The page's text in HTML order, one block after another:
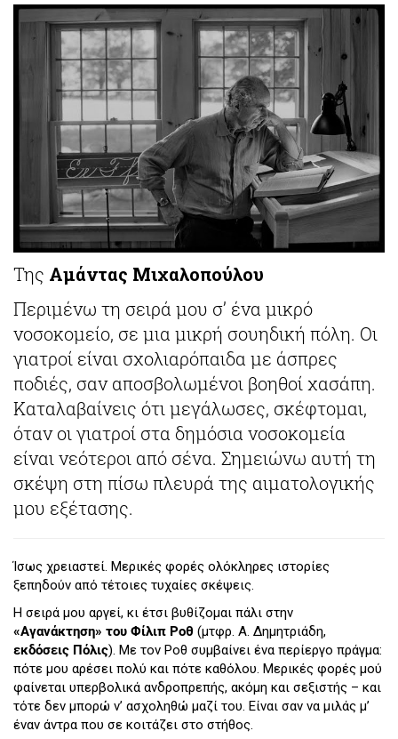
Της Αμάντας Μιχαλοπούλου
Περιμένω τη σειρά μου σ’ ένα μικρό
νοσοκομείο, σε μια μικρή σουηδική πόλη. Οι
γιατροί είναι σχολιαρόπαιδα με άσπρες
ποδιές, σαν αποσβολωμένοι βοηθοί χασάπη.
Καταλαβαίνεις ότι μεγάλωσες, σκέφτομαι,
όταν οι γιατροί στα δημόσια νοσοκομεία
είναι νεότεροι από σένα. Σημειώνω αυτή τη
σκέψη στη πίσω πλευρά της αιματολογικής
μου εξέτασης.
Ίσως χρειαστεί. Μερικές φορές ολόκληρες ιστορίες
ξεπηδούν από τέτοιες τυχαίες σκέψεις.
Η σειρά μου αργεί, κι έτσι βυθίζομαι πάλι στην
«Αγανάκτηση» του Φίλιπ Ροθ (μτφρ. Α. Δημητριάδη,
εκδόσεις Πόλις). Με τον Ροθ συμβαίνει ένα περίεργο πράγμα:
πότε μου αρέσει πολύ και πότε καθόλου. Μερικές φορές μού
φαίνεται υπερβολικά ανδροπρεπής, ακόμη και σεξιστής – και
τότε δεν μπορώ ν’ ασχοληθώ μαζί του. Είναι σαν να μιλάς μ’
έναν άντρα που σε κοιτάζει στο στήθος.